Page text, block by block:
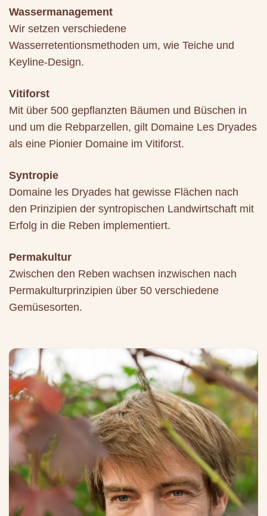
Wassermanagement
Wir setzen verschiedene
Wasserretentionsmethoden um, wie Teiche und
Keyline-Design.
Vitiforst
Mit über 500 gepflanzten Bäumen und Büschen in
und um die Rebparzellen, gilt Domaine Les Dryades
als eine Pionier Domaine im Vitiforst.
Syntropie
Domaine les Dryades hat gewisse Flächen nach
den Prinzipien der syntropischen Landwirtschaft mit
Erfolg in die Reben implementiert.
Permakultur
Zwischen den Reben wachsen inzwischen nach
Permakulturprinzipien über 50 verschiedene
Gemüsesorten.